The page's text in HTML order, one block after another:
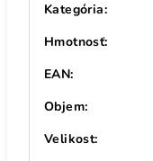
Kategória:
Hmotnosť:
EAN:
Objem:
Velikost: